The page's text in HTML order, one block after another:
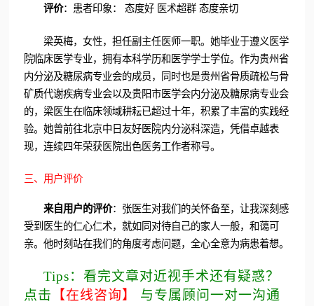
评价：患者印象： 态度好 医术超群 态度亲切
梁英梅，女性，担任副主任医师一职。她毕业于遵义医学
院临床医学专业，拥有本科学历和医学学士学位。作为贵州省
内分泌及糖尿病专业会的成员，同时也是贵州省骨质疏松与骨
矿质代谢疾病专业会以及贵阳市医学会内分泌及糖尿病专业会
的，梁医生在临床领域耕耘已超过十年，积累了丰富的实践经
验。她曾前往北京中日友好医院内分泌科深造，凭借卓越表
现，连续四年荣获医院出色医务工作者称号。
三、用户评价
来自用户的评价：张医生对我们的关怀备至，让我深刻感
受到医生的仁心仁术，就如同对待自己的家人一般，和蔼可
亲。他时刻站在我们的角度考虑问题，全心全意为病患着想。
Tips：看完文章对近视手术还有疑惑？
点击 【在线咨询】
与专属顾问一对一沟通